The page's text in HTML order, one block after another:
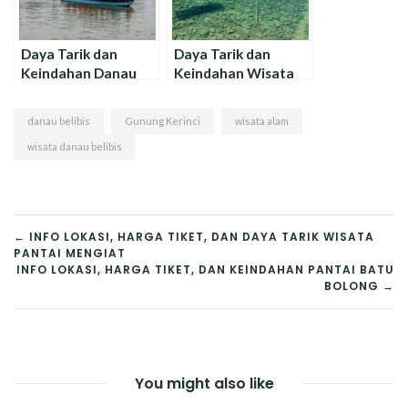
Daya Tarik dan
Keindahan Danau
Daya Tarik dan
Keindahan Wisata
danau belibis Gunung Kerinci wisata alam
wisata danau belibis
NAVIGASI
POS
← INFO LOKASI, HARGA TIKET, DAN DAYA TARIK WISATA
PANTAI MENGIAT
INFO LOKASI, HARGA TIKET, DAN KEINDAHAN PANTAI BATU
BOLONG →
You might also like